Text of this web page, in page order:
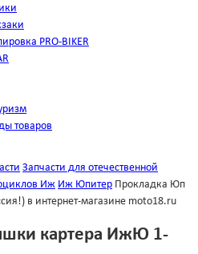
PRO-BIKER
товаров
Запчасти для отечественной
Иж Иж Юпитер Прокладка Юп
в интернет-магазине moto18.ru
картера ИжЮ 1-